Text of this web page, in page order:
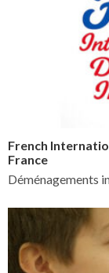
French
France
Déménagements